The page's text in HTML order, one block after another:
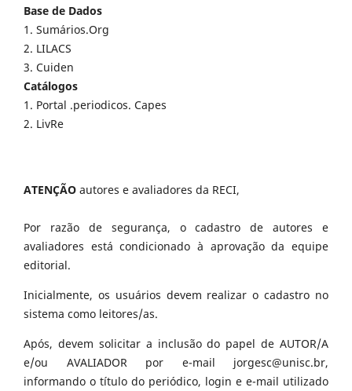
Base de Dados
1. Sumários.Org
2. LILACS
3. Cuiden
Catálogos
1. Portal .periodicos. Capes
2. LivRe
ATENÇÃO autores e avaliadores da RECI,
Por razão de segurança, o cadastro de autores e
avaliadores está condicionado à aprovação da equipe
editorial.
Inicialmente, os usuários devem realizar o cadastro no
sistema como leitores/as.
Após, devem solicitar a inclusão do papel de AUTOR/A
e/ou AVALIADOR por e-mail jorgesc@unisc.br,
informando o título do periódico, login e e-mail utilizado